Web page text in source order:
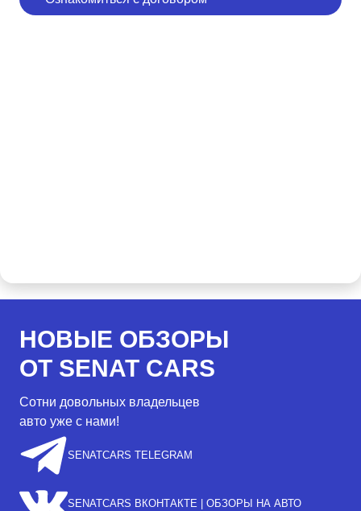
НОВЫЕ ОБЗОРЫ
ОТ SENAT CARS
Сотни довольных владельцев
авто уже с нами!
SENATCARS TELEGRAM
SENATCARS ВКОНТАКТЕ | ОБЗОРЫ НА АВТО